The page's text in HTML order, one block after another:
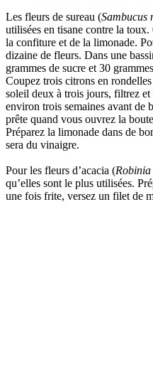
Les fleurs de sureau (Sambucus
utilisées en tisane contre la
la confiture et de la limonade.
dizaine de fleurs. Dans une
grammes de sucre et 30
Coupez trois citrons en
soleil deux à trois jours, filtrez
environ trois semaines avant de
prête quand vous ouvrez la
Préparez la limonade dans de
sera du vinaigre.
Pour les fleurs d’acacia (Robinia
qu’elles sont le plus utilisées.
une fois frite, versez un filet de